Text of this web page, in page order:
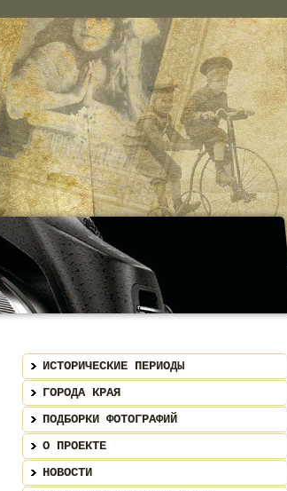
ИСТОРИЧЕСКИЕ ПЕРИОДЫ
ГОРОДА КРАЯ
ПОДБОРКИ ФОТОГРАФИЙ
О ПРОЕКТЕ
НОВОСТИ